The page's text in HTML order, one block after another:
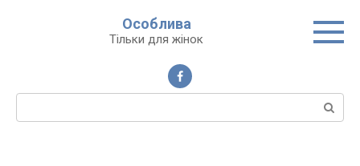
Особлива
Тільки для жінок
Пошук: